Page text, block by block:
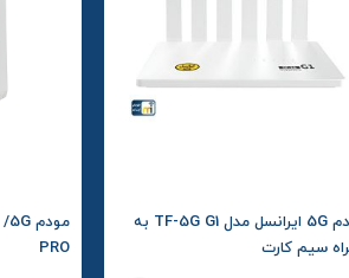
مودم 5G ایرانسل مدل TF-5G G1 به
سیم کارت
PRO